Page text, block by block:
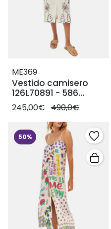
ME369
Vestido camisero
126L70891 - 586
Bordado colores
245,00€ 490,0€
50%